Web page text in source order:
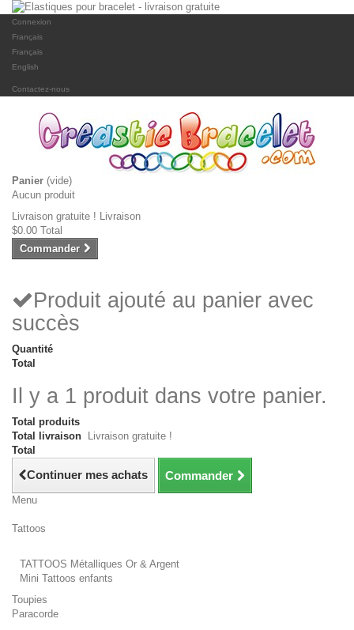
Connexion
Français
Français
English
Contactez-nous
Panier (vide)
Aucun produit
Livraison gratuite ! Livraison
$0.00 Total
Commander
Produit ajouté au panier avec
succès
Quantité
Total
Il y a 1 produit dans votre panier.
Total produits
Total livraison
Livraison gratuite !
Total
Continuer mes achats Commander
Menu
Tattoos
TATTOOS Métalliques Or & Argent
Mini Tattoos enfants
Toupies
Paracorde